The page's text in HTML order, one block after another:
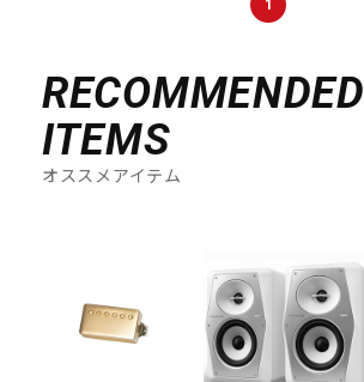
1
RECOMMENDED
ITEMS
オススメアイテム